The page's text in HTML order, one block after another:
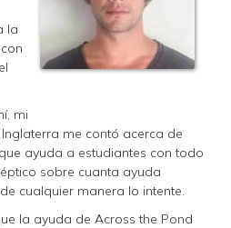
la
mi
me contó acerca de
ayuda a estudiantes con todo
sobre cuanta ayuda
cualquier manera lo intente.
la ayuda de Across the Pond